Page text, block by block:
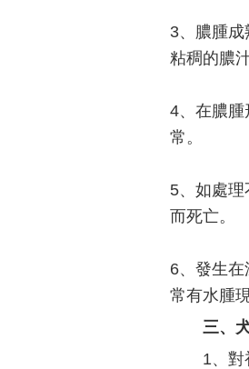
3、膿腫
粘稠的膿汁
4、在膿腫
常。
5、如處
而死亡。
6、發生
常有水腫
三、
1、